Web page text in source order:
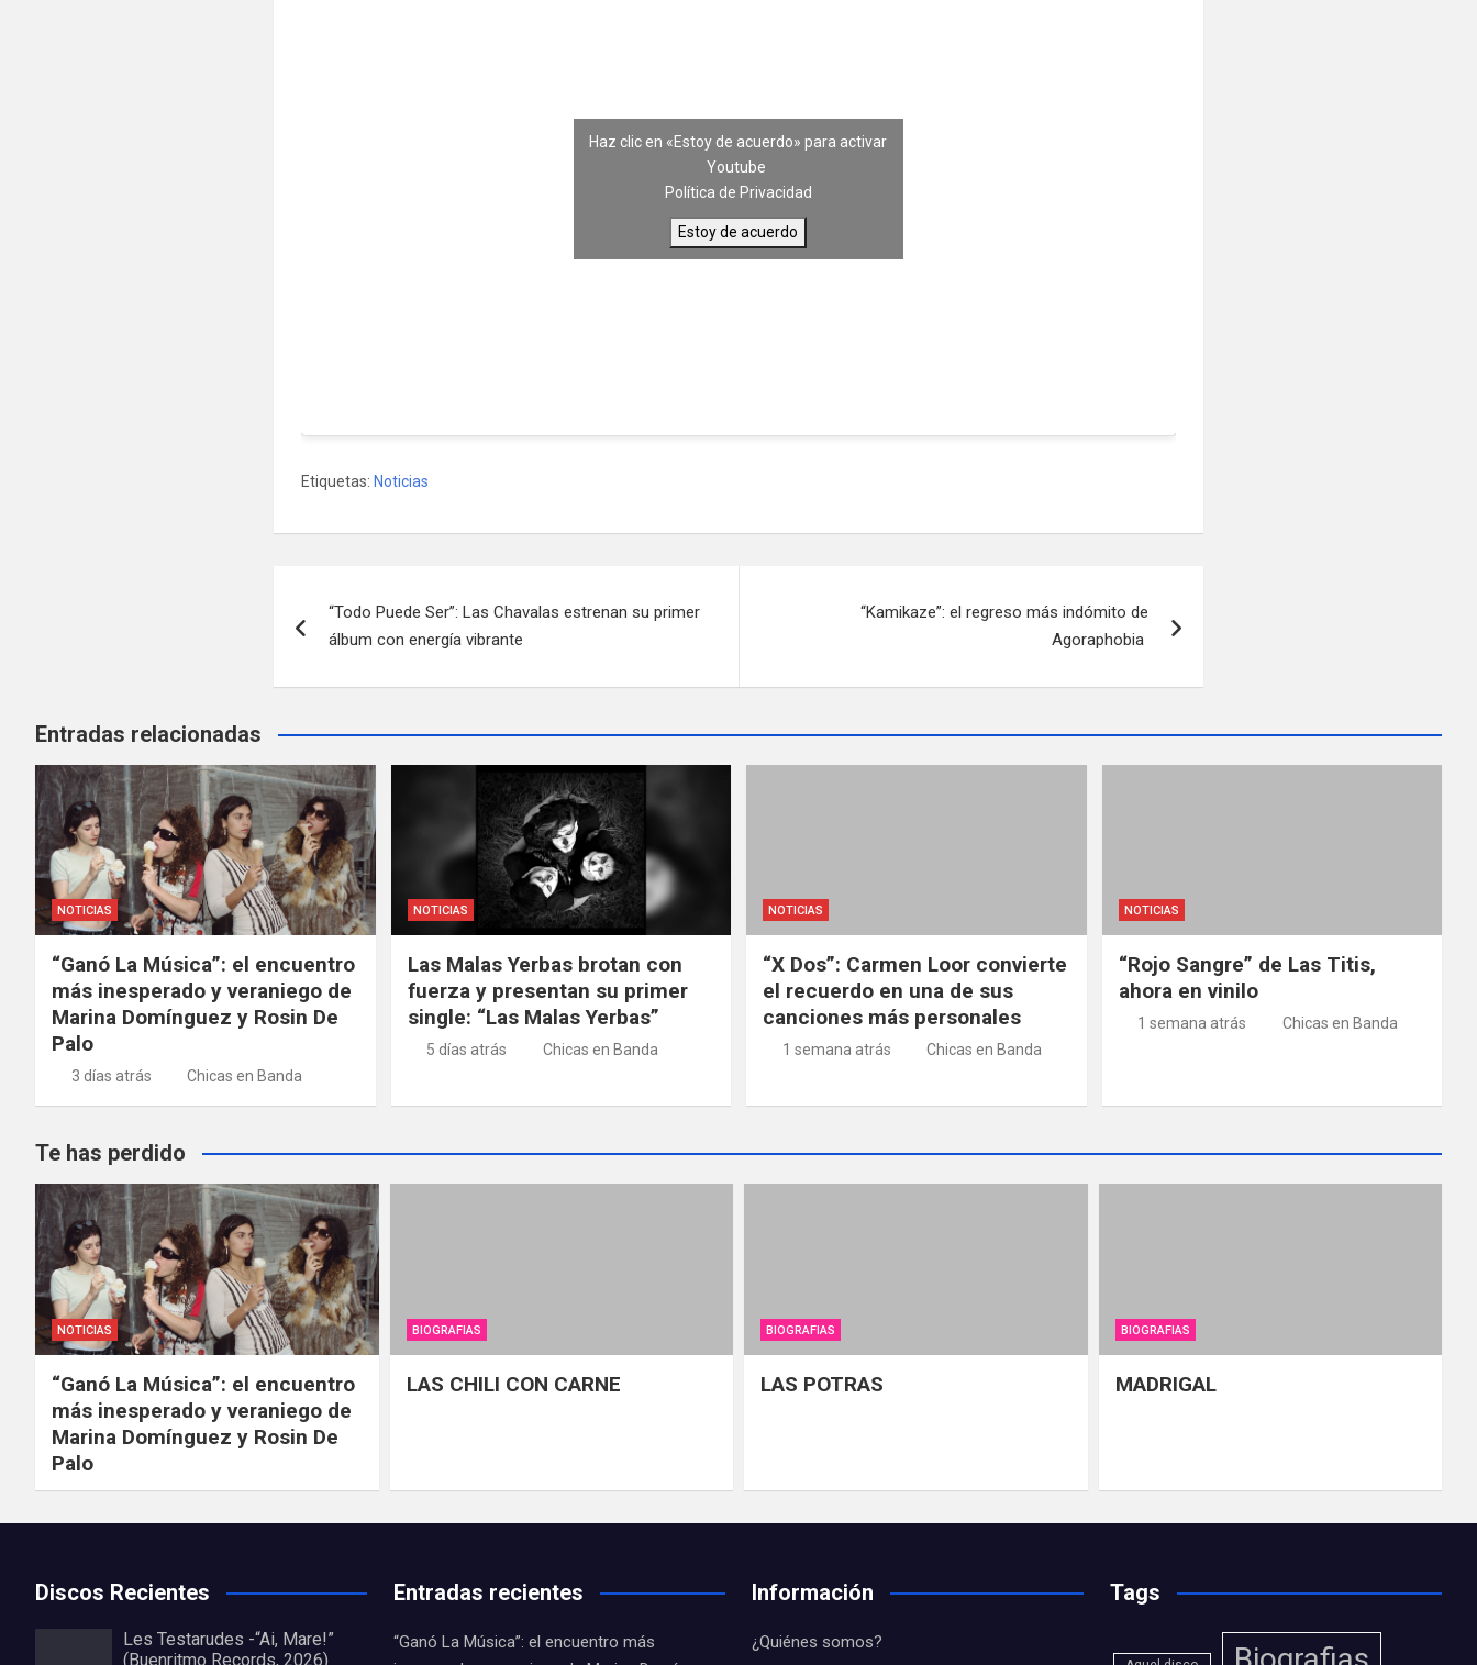
Haz clic en «Estoy de acuerdo» para activar
Youtube
Política de Privacidad
Estoy de acuerdo
Etiquetas: Noticias
de
entradas
“Todo Puede Ser”: Las Chavalas estrenan su primer
álbum con energía vibrante
“Kamikaze”: el regreso más indómito de
Agoraphobia
Entradas relacionadas
NOTICIAS
“Ganó La Música”: el encuentro
más inesperado y veraniego de
Marina Domínguez y Rosin De
Palo
3 días atrás Chicas en Banda
NOTICIAS
Las Malas Yerbas brotan con
fuerza y presentan su primer
single: “Las Malas Yerbas”
5 días atrás Chicas en Banda
NOTICIAS
“X Dos”: Carmen Loor convierte
el recuerdo en una de sus
canciones más personales
1 semana atrás Chicas en Banda
NOTICIAS
“Rojo Sangre” de Las Titis,
ahora en vinilo
1 semana atrás Chicas en Banda
Te has perdido
NOTICIAS
“Ganó La Música”: el encuentro
más inesperado y veraniego de
Marina Domínguez y Rosin De
Palo
BIOGRAFIAS
LAS CHILI CON CARNE
BIOGRAFIAS
LAS POTRAS
BIOGRAFIAS
MADRIGAL
Discos Recientes
Les Testarudes -“Ai, Mare!”
(Buenritmo Records, 2026)
Entradas recientes
“Ganó La Música”: el encuentro más
Información
¿Quiénes somos?
Tags